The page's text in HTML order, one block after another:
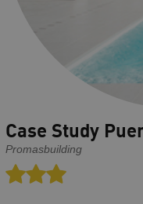
Case Study
Promasbuilding